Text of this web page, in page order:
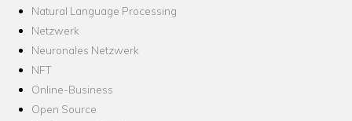
Natural Language Processing
Netzwerk
Neuronales Netzwerk
NFT
Online-Business
Open Source